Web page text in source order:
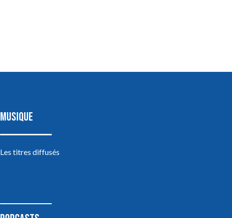
MUSIQUE
Les titres diffusés